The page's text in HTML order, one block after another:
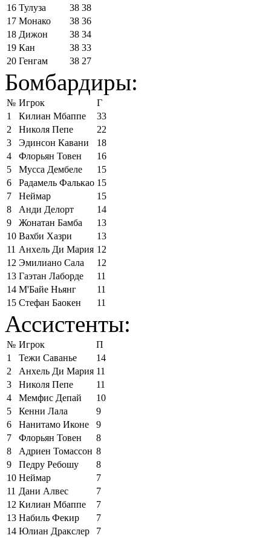
16 Тулуза 38 38
17 Монако 38 36
18 Дижон 38 34
19 Кан 38 33
20 Генгам 38 27
Бомбардиры:
№ Игрок
Г
1
Килиан Мбаппе
33
2
Николя Пепе
22
3
Эдинсон Кавани
18
4
Флорьян Товен
16
5
Мусса Дембеле
15
6
Радамель Фалькао 15
7
Неймар
15
8
Анди Делорт
14
9
Жонатан Бамба
13
10 Вахби Хазри
13
11 Анхель Ди Мария 12
12 Эмилиано Сала
12
13 Гаэтан Лаборде
11
14 М'Байе Ньянг
11
15 Стефан Баокен 11
Ассистенты:
№ Игрок
П
1
Тежи Саванье
14
2
Анхель Ди Мария 11
3
Николя Пепе
11
4
Мемфис Депай
10
5
Кенни Лала
9
6
Нанитамо Иконе
9
7
Флорьян Товен
8
8
Адриен Томассон 8
9
Педру Ребошу
8
10 Неймар
7
11 Дани Алвес
7
12 Килиан Мбаппе
7
13 Набиль Фекир
7
14 Юлиан Дракслер
7